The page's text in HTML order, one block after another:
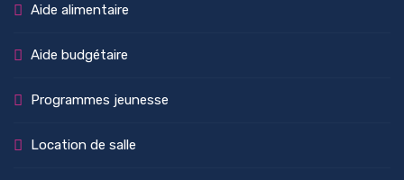
Aide alimentaire
Aide budgétaire
Programmes jeunesse
Location de salle